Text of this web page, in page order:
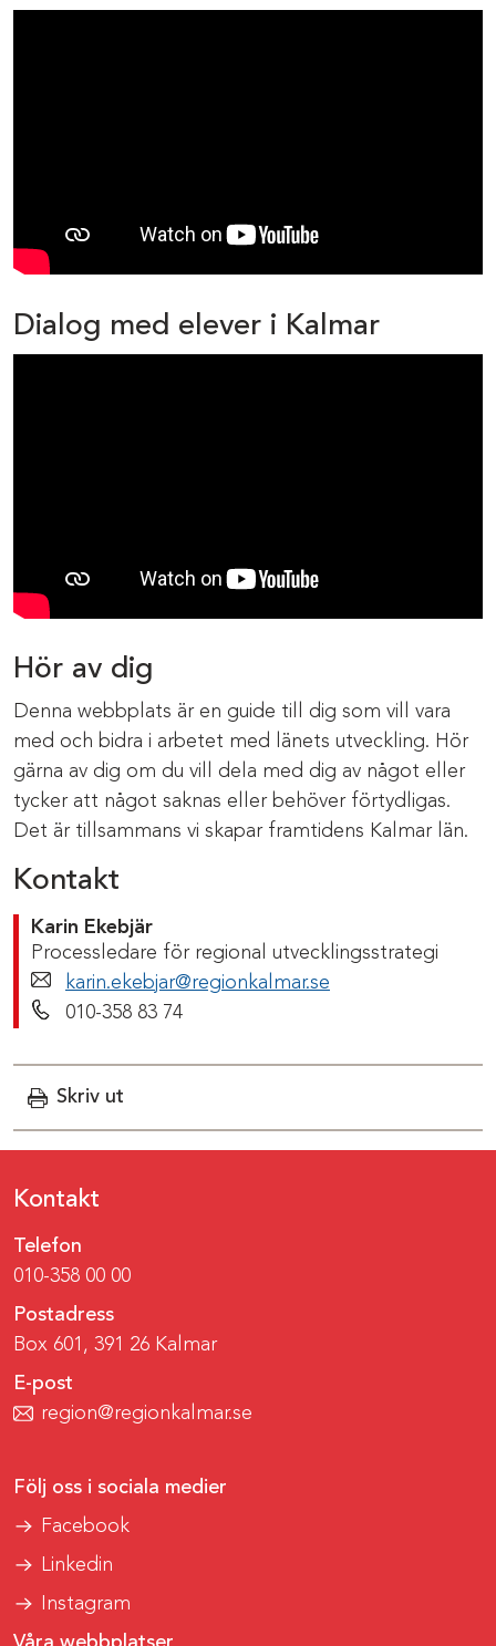
Dialog med elever i Kalmar
Hör av dig
Denna webbplats är en guide till dig som vill vara
med och bidra i arbetet med länets utveckling. Hör
gärna av dig om du vill dela med dig av något eller
tycker att något saknas eller behöver förtydligas.
Det är tillsammans vi skapar framtidens Kalmar län.
Kontakt
Karin Ekebjär
Processledare för regional utvecklingsstrategi
karin.ekebjar@regionkalmar.se
Telefonnummer
010-358 83 74
Skriv ut
Kontakt
Telefon
010-358 00 00
Postadress
Box 601, 391 26 Kalmar
E-post
region@regionkalmar.se
Följ oss i sociala medier
Facebook
Linkedin
Instagram